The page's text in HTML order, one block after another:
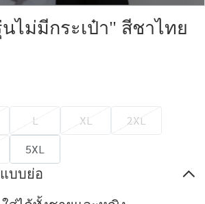
ไม่มีกระเป๋า" สีชาไทย
L XL
2XL
5XL
บบย่อ